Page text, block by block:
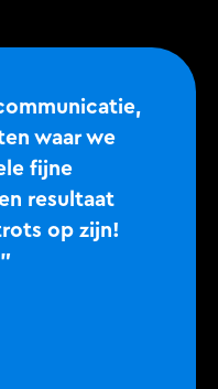
waar we
fijne
resultaat
op zijn!